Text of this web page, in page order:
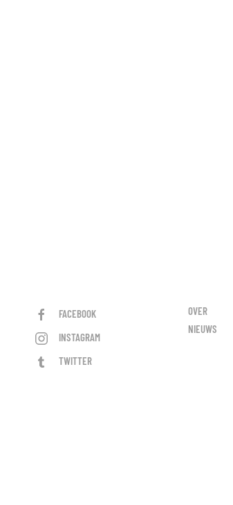
FACEBOOK
INSTAGRAM
TWITTER
OVER
NIEUWS